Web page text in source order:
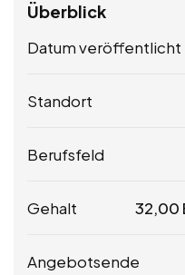
Überblick
Datum veröffentlicht
Standort
Berufsfeld
Gehalt 32,00
Angebotsende